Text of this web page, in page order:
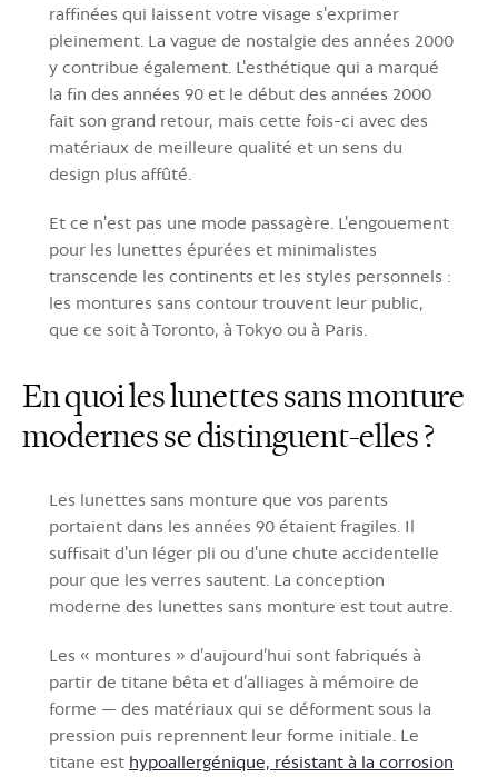
raffinées qui laissent votre visage s'exprimer
pleinement. La vague de nostalgie des années 2000
y contribue également. L'esthétique qui a marqué
la fin des années 90 et le début des années 2000
fait son grand retour, mais cette fois-ci avec des
matériaux de meilleure qualité et un sens du
design plus affûté.
Et ce n'est pas une mode passagère. L'engouement
pour les lunettes épurées et minimalistes
transcende les continents et les styles personnels :
les montures sans contour trouvent leur public,
que ce soit à Toronto, à Tokyo ou à Paris.
En quoi les lunettes sans monture
modernes se distinguent-elles ?
Les lunettes sans monture que vos parents
portaient dans les années 90 étaient fragiles. Il
suffisait d'un léger pli ou d'une chute accidentelle
pour que les verres sautent. La conception
moderne des lunettes sans monture est tout autre.
Les « montures » d’aujourd’hui sont fabriqués à
partir de titane bêta et d’alliages à mémoire de
forme — des matériaux qui se déforment sous la
pression puis reprennent leur forme initiale. Le
titane est hypoallergénique, résistant à la corrosion